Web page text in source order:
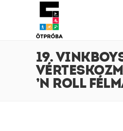
19.
’N ROLL